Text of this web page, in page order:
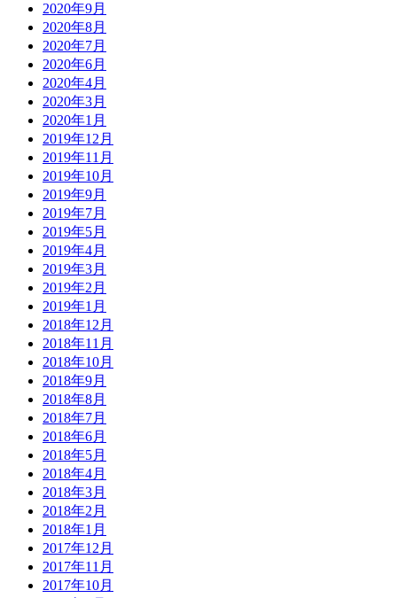
2020年9月
2020年8月
2020年7月
2020年6月
2020年4月
2020年3月
2020年1月
2019年12月
2019年11月
2019年10月
2019年9月
2019年7月
2019年5月
2019年4月
2019年3月
2019年2月
2019年1月
2018年12月
2018年11月
2018年10月
2018年9月
2018年8月
2018年7月
2018年6月
2018年5月
2018年4月
2018年3月
2018年2月
2018年1月
2017年12月
2017年11月
2017年10月